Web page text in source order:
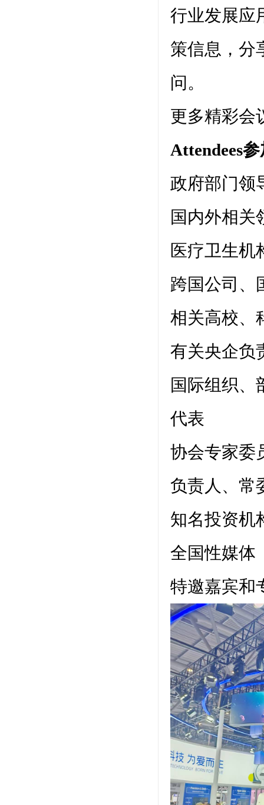
行业发展应
策信息，分
问。
更多精彩会
Attendees
政府部门领
国内外相关
医疗卫生机
跨国公司、
相关高校、
有关央企负
国际组织、
代表
协会专家委
负责人、常
知名投资机
全国性媒体
特邀嘉宾和